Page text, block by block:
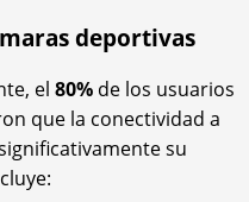
deportivas
el 80% de los usuarios
que la conectividad a
su